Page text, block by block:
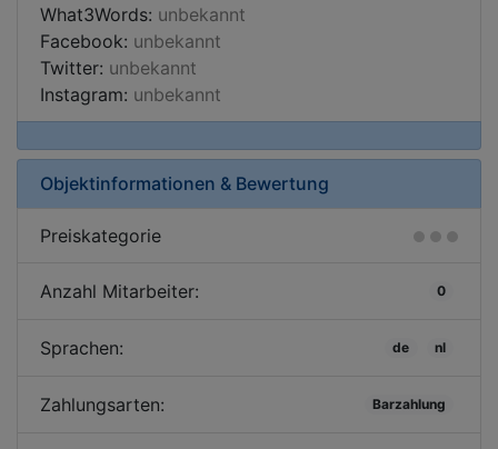
What3Words: unbekannt
Facebook: unbekannt
Twitter: unbekannt
Instagram: unbekannt
Objektinformationen & Bewertung
Preiskategorie
Anzahl Mitarbeiter: 0
Sprachen: de nl
Zahlungsarten: Barzahlung